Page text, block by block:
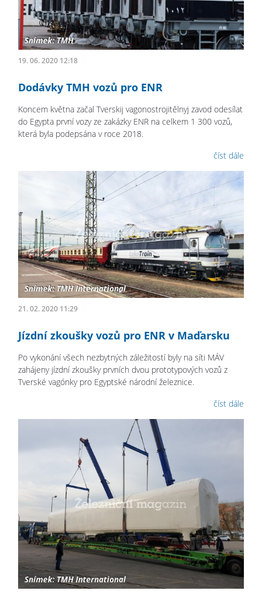
19. 06. 2020 12:18
Dodávky TMH vozů pro ENR
Koncem května začal Tverskij vagonostrojitělnyj zavod odesílat
do Egypta první vozy ze zakázky ENR na celkem 1 300 vozů,
která byla podepsána v roce 2018.
číst dále
21. 02. 2020 11:29
Jízdní zkoušky vozů pro ENR v Maďarsku
Po vykonání všech nezbytných záležitostí byly na síti MÁV
zahájeny jízdní zkoušky prvních dvou prototypových vozů z
Tverské vagónky pro Egyptské národní železnice.
číst dále